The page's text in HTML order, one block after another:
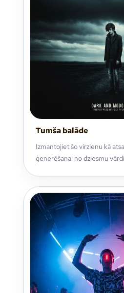
Tumša balāde
Izmantojiet šo virzienu kā
ģenerēšanai no dziesmu